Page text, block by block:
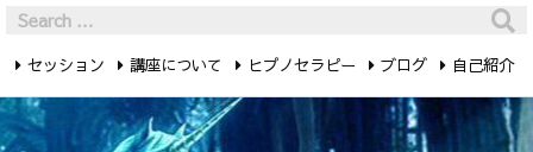
セッション 講座について ヒプノセラピー ブログ 自己紹介
最新記事 お問い合わせ